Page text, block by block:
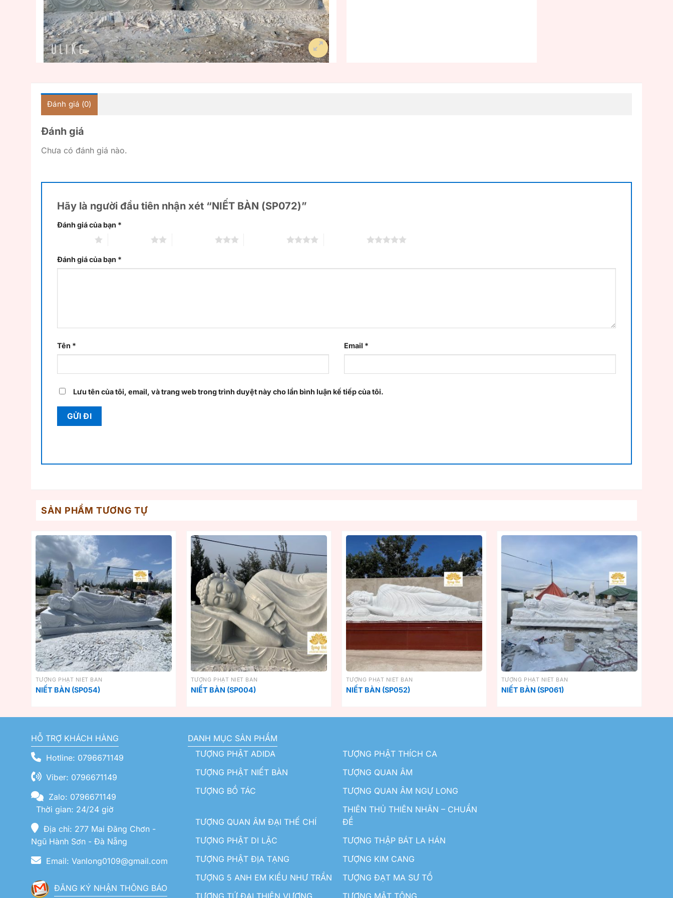
Đánh giá (0)
Đánh giá
Chưa có đánh giá nào.
Hãy là người đầu tiên nhận xét “NIẾT BÀN (SP072)”
Đánh giá của bạn *
Đánh giá của bạn *
Tên * Email *
Lưu tên của tôi, email, và trang web trong trình duyệt này cho lần bình luận kế tiếp của tôi.
SẢN PHẨM TƯƠNG TỰ
TƯỢNG PHẬT NIẾT BÀN
NIẾT BÀN (SP054)
TƯỢNG PHẬT NIẾT BÀN
NIẾT BÀN (SP004)
TƯỢNG PHẬT NIẾT BÀN
NIẾT BÀN (SP052)
TƯỢNG PHẬT NIẾT BÀN
NIẾT BÀN (SP061)
HỖ TRỢ KHÁCH HÀNG
Hotline: 0796671149
Viber: 0796671149
Zalo: 0796671149
Thời gian: 24/24 giờ
Địa chỉ: 277 Mai Đăng Chơn -
Ngũ Hành Sơn - Đà Nẵng
Email: Vanlong0109@gmail.com
ĐĂNG KÝ NHẬN THÔNG BÁO
DANH MỤC SẢN PHẨM
TƯỢNG PHẬT ADIDA
TƯỢNG PHẬT THÍCH CA
TƯỢNG PHẬT NIẾT BÀN
TƯỢNG QUAN ÂM
TƯỢNG BỒ TÁC
TƯỢNG QUAN ÂM NGỰ LONG
TƯỢNG QUAN ÂM ĐẠI THẾ CHÍ
THIÊN THỦ THIÊN NHÃN – CHUẨN
ĐỀ
TƯỢNG PHẬT DI LẶC
TƯỢNG THẬP BÁT LA HÁN
TƯỢNG PHẬT ĐỊA TẠNG
TƯỢNG KIM CANG
TƯỢNG 5 ANH EM KIỀU NHƯ TRẦN
TƯỢNG ĐẠT MA SƯ TỔ
TƯỢNG TỨ ĐẠI THIÊN VƯƠNG
TƯỢNG MẬT TÔNG